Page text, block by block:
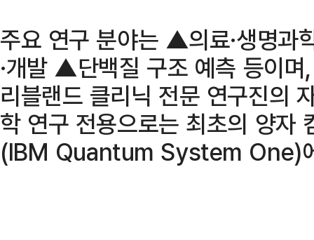
주요 연구 분야는 ▲의료·생명
·개발 ▲단백질 구조 예측 등이
리블랜드 클리닉 전문 연구진의
학 연구 전용으로는 최초의 양자
(IBM Quantum System One)